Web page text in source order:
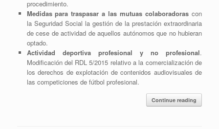
procedimiento.
Medidas para traspasar a las mutuas colaboradoras con
la Seguridad Social la gestión de la prestación extraordinaria
de cese de actividad de aquellos autónomos que no hubieran
optado.
Actividad deportiva profesional y no profesional.
Modificación del RDL 5/2015 relativo a la comercialización de
los derechos de explotación de contenidos audiovisuales de
las competiciones de fútbol profesional.
Continue reading